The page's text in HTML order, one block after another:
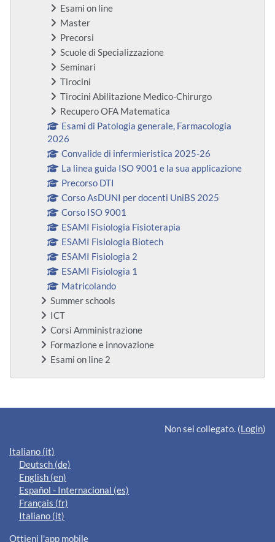
Esami on line
Master
Precorsi
Scuole di Specializzazione
Seminari
Tirocini
Tirocini Abilitazione Medico-Chirurgo
Recupero OFA Matematica
Esami di Patologia generale, Farmacologia
2026
Convalide di infermieristica 2025-26
La linea guida ISO 9001 e la sua applicazione
Precorso DTI
Corso AsDUNI per docenti UniBS 2025
Corso ISO 9001
ESAMI Fisiologia Fisioterapia
ESAMI Fisiologia Biotech
ESAMI Fisiologia 2
ESAMI Fisiologia 1
Matricolando
Summer schools
ICT
Corsi Amministrazione
Formazione e innovazione
Esami on line 2
Blocchi supplementari
Non sei collegato. (Login)
Italiano ‎(it)‎
Deutsch ‎(de)‎
English ‎(en)‎
Español - Internacional ‎(es)‎
Français ‎(fr)‎
Italiano ‎(it)‎
Ottieni l'app mobile